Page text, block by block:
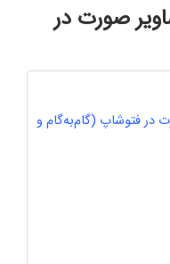
صورت در
فتوشاپ (گام‌به‌گام و